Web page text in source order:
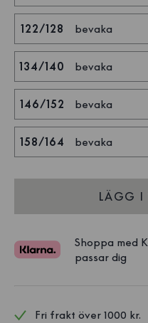
122/128 bevaka
134/140 bevaka
146/152 bevaka
158/164 bevaka
LÄGG I
Shoppa med
passar dig
Fri frakt över 1000 kr.